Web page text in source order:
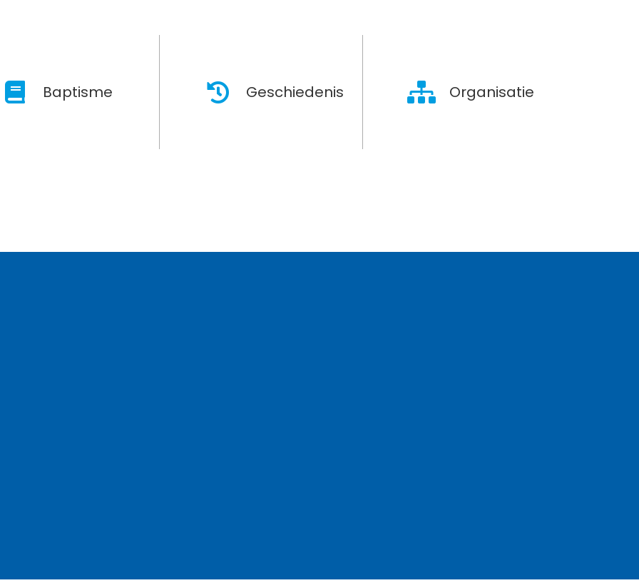
Baptisme Geschiedenis Organisatie